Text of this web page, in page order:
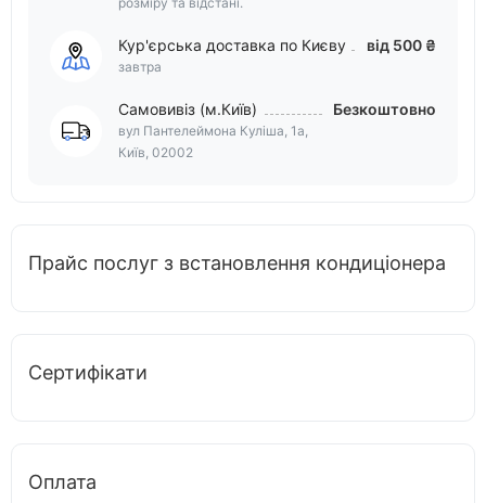
Кур'єрська доставка по Києву
завтра
від 500 ₴
Самовивіз (м.Київ)
вул Пантелеймона Куліша, 1а,
Київ, 02002
Безкоштовно
Прайс послуг з встановлення кондиціонера
Сертифікати
Оплата